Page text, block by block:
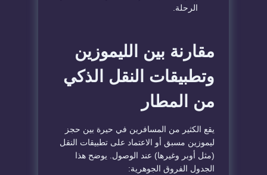
الرحلة.
مقارنة بين الليموزين
وتطبيقات النقل الذكي
من المطار
يقع الكثير من المسافرين في حيرة بين حجز
ليموزين مسبق أو الاعتماد على تطبيقات النقل
(مثل أوبر وغيرها) عند الوصول. يوضح هذا
الجدول الفروق الجوهرية: